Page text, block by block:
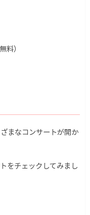
）
まなコンサートが開か
をチェックしてみまし